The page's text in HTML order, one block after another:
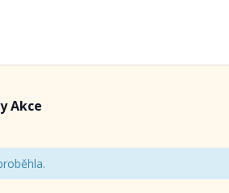
Akce